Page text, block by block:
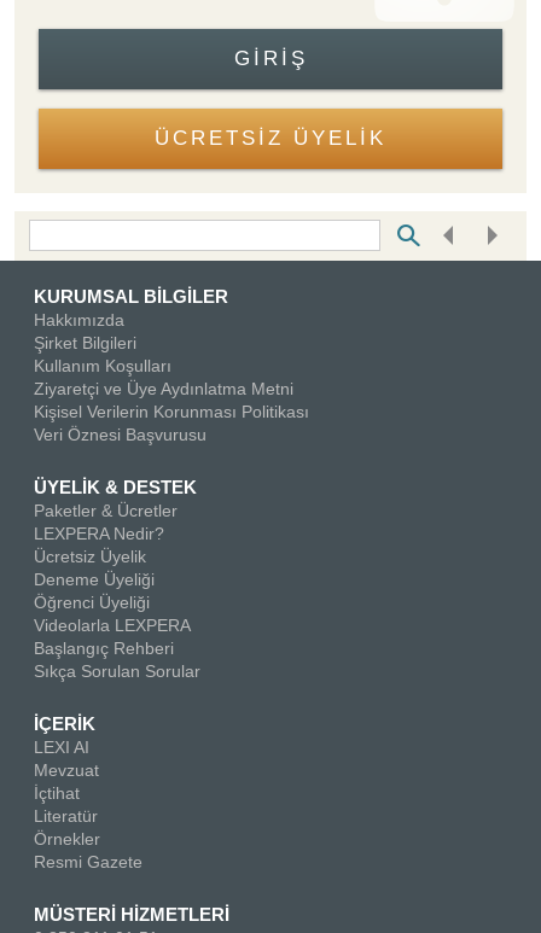
GIRIŞ
ÜCRETSİZ ÜYELİK
KURUMSAL BİLGİLER
Hakkımızda
Şirket Bilgileri
Kullanım Koşulları
Ziyaretçi ve Üye Aydınlatma Metni
Kişisel Verilerin Korunması Politikası
Veri Öznesi Başvurusu
ÜYELİK & DESTEK
Paketler & Ücretler
LEXPERA Nedir?
Ücretsiz Üyelik
Deneme Üyeliği
Öğrenci Üyeliği
Videolarla LEXPERA
Başlangıç Rehberi
Sıkça Sorulan Sorular
İÇERİK
LEXI AI
Mevzuat
İçtihat
Literatür
Örnekler
Resmi Gazete
MÜSTERİ HİZMETLERİ